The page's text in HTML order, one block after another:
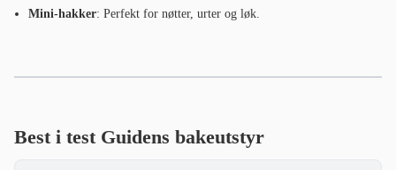
Mini-hakker: Perfekt for nøtter, urter og løk.
Best i test Guidens bakeutstyr